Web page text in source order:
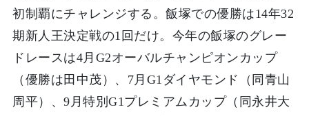
初制覇にチャレンジする。飯塚での優勝は14年32
期新人王決定戦の1回だけ。今年の飯塚のグレー
ドレースは4月G2オーバルチャンピオンカップ
（優勝は田中茂）、7月G1ダイヤモンド（同青山
周平）、9月特別G1プレミアムカップ（同永井大